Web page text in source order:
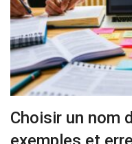
Choisir un nom